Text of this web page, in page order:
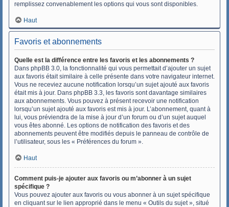
remplissez convenablement les options qui vous sont disponibles.
Haut
Favoris et abonnements
Quelle est la différence entre les favoris et les abonnements ?
Dans phpBB 3.0, la fonctionnalité qui vous permettait d’ajouter un sujet
aux favoris était similaire à celle présente dans votre navigateur internet.
Vous ne receviez aucune notification lorsqu’un sujet ajouté aux favoris
était mis à jour. Dans phpBB 3.3, les favoris sont davantage similaires
aux abonnements. Vous pouvez à présent recevoir une notification
lorsqu’un sujet ajouté aux favoris est mis à jour. L’abonnement, quant à
lui, vous préviendra de la mise à jour d’un forum ou d’un sujet auquel
vous êtes abonné. Les options de notification des favoris et des
abonnements peuvent être modifiés depuis le panneau de contrôle de
l’utilisateur, sous les « Préférences du forum ».
Haut
Comment puis-je ajouter aux favoris ou m’abonner à un sujet
spécifique ?
Vous pouvez ajouter aux favoris ou vous abonner à un sujet spécifique
en cliquant sur le lien approprié dans le menu « Outils du sujet », situé